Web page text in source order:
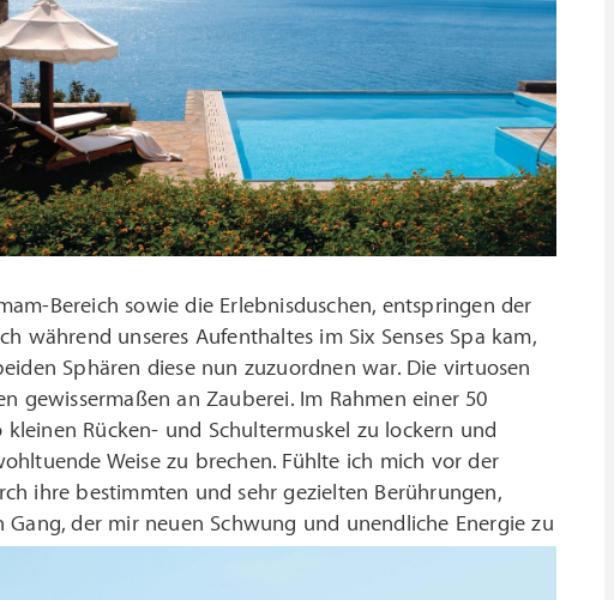
Bereich sowie die Erlebnisduschen, entspringen der
während unseres Aufenthaltes im Six Senses Spa kam,
Sphären diese nun zuzuordnen war. Die virtuosen
gewissermaßen an Zauberei. Im Rahmen einer 50
Rücken- und Schultermuskel zu lockern und
Weise zu brechen. Fühlte ich mich vor der
ihre bestimmten und sehr gezielten Berührungen,
der mir neuen Schwung und unendliche Energie zu